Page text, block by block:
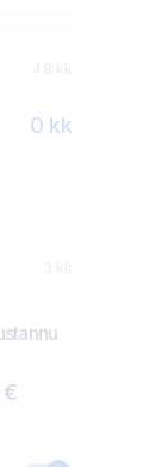
0 kk
€